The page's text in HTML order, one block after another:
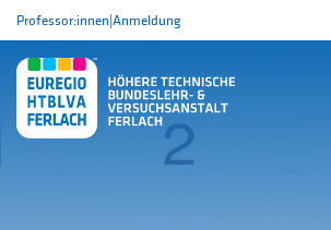
Professor:innen|Anmeldung